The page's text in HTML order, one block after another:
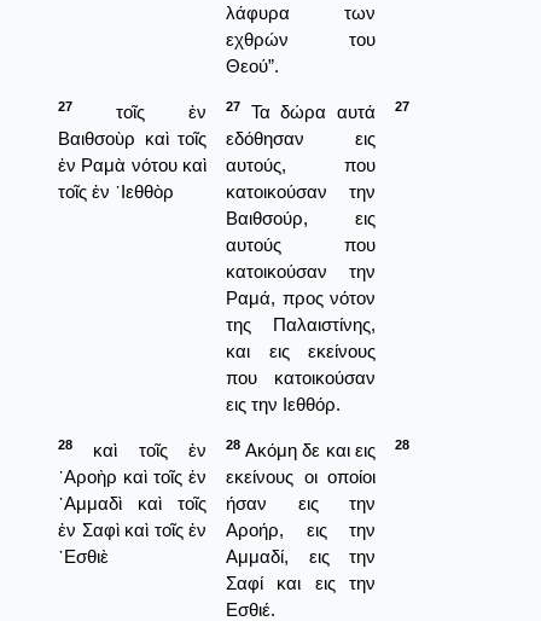
λάφυρα των
εχθρών του
Θεού”.
27
τοῖς ἐν
Βαιθσοὺρ καὶ τοῖς
ἐν Ραμὰ νότου καὶ
τοῖς ἐν ᾿Ιεθθὸρ
27
Τα δώρα αυτά
εδόθησαν εις
αυτούς, που
κατοικούσαν την
Βαιθσούρ, εις
αυτούς που
κατοικούσαν την
Ραμά, προς νότον
της Παλαιστίνης,
και εις εκείνους
που κατοικούσαν
εις την Ιεθθόρ.
27
28
καὶ τοῖς ἐν
᾿Αροὴρ καὶ τοῖς ἐν
᾿Αμμαδὶ καὶ τοῖς
ἐν Σαφὶ καὶ τοῖς ἐν
᾿Εσθιὲ
28 Ακόμη δε και εις
εκείνους οι οποίοι
ήσαν εις την
Αροήρ, εις την
Αμμαδί, εις την
Σαφί και εις την
Εσθιέ.
28